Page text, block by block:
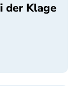
der Klage